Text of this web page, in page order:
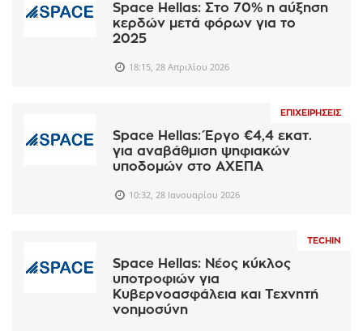
Space Hellas: Στο 70% η αύξηση
κερδών μετά φόρων για το
2025
18:15, 28 Απριλίου 2026
ΕΠΙΧΕΙΡΉΣΕΙΣ
Space Hellas: Έργο €4,4 εκατ.
για αναβάθμιση ψηφιακών
υποδομών στο ΑΧΕΠΑ
10:32, 28 Ιανουαρίου 2026
TECHIN
Space Hellas: Νέος κύκλος
υποτροφιών για
Κυβερνοασφάλεια και Τεχνητή
νοημοσύνη